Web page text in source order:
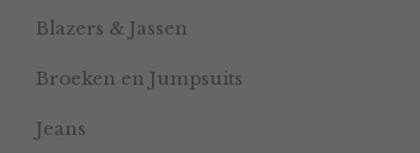
Blazers & Jassen
Broeken en Jumpsuits
Jeans